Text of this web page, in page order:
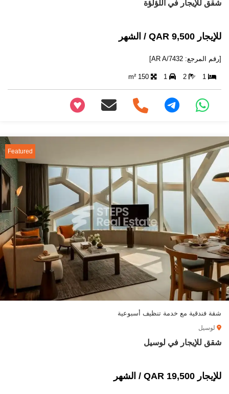
شقق للإيجار في اللؤلؤة
للإيجار 9,500 QAR / الشهر
[رقم المرجع: AR A/7432]
1
2
1
150 m²
Featured
شقة فندقية مع خدمة تنظيف أسبوعية
لوسيل
شقق للإيجار في لوسيل
للإيجار 19,500 QAR / الشهر